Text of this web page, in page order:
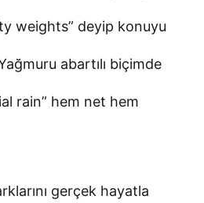
weights” deyip konuyu
abartılı biçimde
rain” hem net hem
gerçek hayatla